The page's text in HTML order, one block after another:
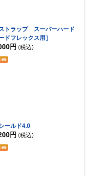
トラップ スーパーハード
ドフレックス用］
円 (税込)
ールド4.0
円 (税込)